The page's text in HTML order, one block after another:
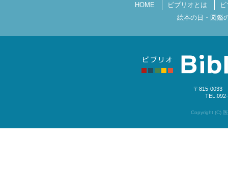
HOME ビブリオとは
絵本の日・図鑑
〒815-0033
Copyright (C)